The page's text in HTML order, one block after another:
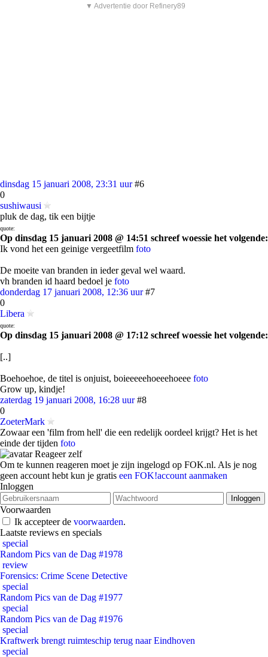
▼ Advertentie door Refinery89
dinsdag 15 januari 2008, 23:31 uur #6
0
sushiwausi
pluk de dag, tik een bijtje
quote:
Op dinsdag 15 januari 2008 @ 14:51 schreef woessie het volgende:
Ik vond het een geinige vergeetfilm foto
De moeite van branden in ieder geval wel waard.
vh branden id haard bedoel je foto
donderdag 17 januari 2008, 12:36 uur #7
0
Libera
quote:
Op dinsdag 15 januari 2008 @ 17:12 schreef woessie het volgende:
[..]
Boehoehoe, de titel is onjuist, boieeeeehoeeehoeee foto
Grow up, kindje!
zaterdag 19 januari 2008, 16:28 uur #8
0
ZoeterMark
Zowaar een 'film from hell' die een redelijk oordeel krijgt? Het is het
einde der tijden foto
Reageer zelf
Om te kunnen reageren moet je zijn ingelogd op FOK.nl. Als je nog
geen account hebt kun je gratis een FOK!account aanmaken
Inloggen
Voorwaarden
Ik accepteer de voorwaarden.
Laatste reviews en specials
special
Random Pics van de Dag #1978
review
Forensics: Crime Scene Detective
special
Random Pics van de Dag #1977
special
Random Pics van de Dag #1976
special
Kraftwerk brengt ruimteschip terug naar Eindhoven
special